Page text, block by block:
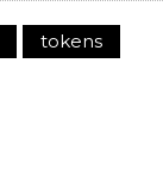
tokens